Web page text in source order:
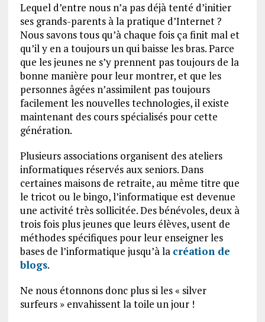
Lequel d’entre nous n’a pas déjà tenté d’initier
ses grands-parents à la pratique d’Internet ?
Nous savons tous qu’à chaque fois ça finit mal et
qu’il y en a toujours un qui baisse les bras. Parce
que les jeunes ne s’y prennent pas toujours de la
bonne manière pour leur montrer, et que les
personnes âgées n’assimilent pas toujours
facilement les nouvelles technologies, il existe
maintenant des cours spécialisés pour cette
génération.
Plusieurs associations organisent des ateliers
informatiques réservés aux seniors. Dans
certaines maisons de retraite, au même titre que
le tricot ou le bingo, l’informatique est devenue
une activité très sollicitée. Des bénévoles, deux à
trois fois plus jeunes que leurs élèves, usent de
méthodes spécifiques pour leur enseigner les
bases de l’informatique jusqu’à la création de
blogs.
Ne nous étonnons donc plus si les « silver
surfeurs » envahissent la toile un jour !